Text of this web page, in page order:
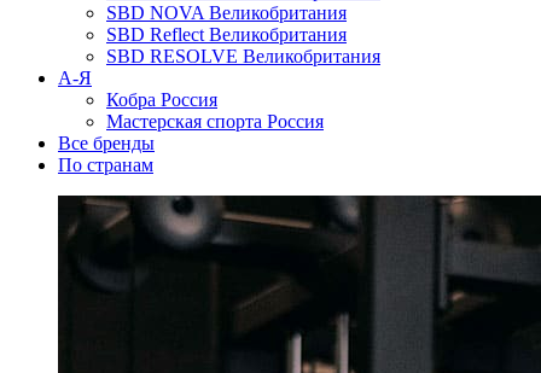
SBD NOVA Великобритания
SBD Reflect Великобритания
SBD RESOLVE Великобритания
А-Я
Кобра Россия
Мастерская спорта Россия
Все бренды
По странам